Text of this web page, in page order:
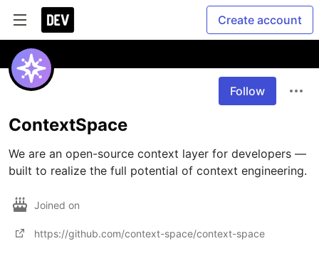
Create account
Follow
ContextSpace
We are an open-source context layer for developers —
built to realize the full potential of context engineering.
Joined on
https://github.com/context-space/context-space